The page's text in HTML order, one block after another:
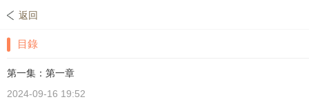
返回
目錄
第一集：第一章
2024-09-16 19:52